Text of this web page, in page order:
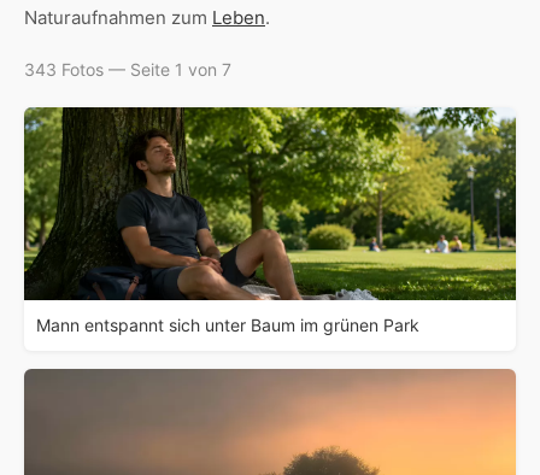
Naturaufnahmen zum Leben.
343 Fotos — Seite 1 von 7
Mann entspannt sich unter Baum im grünen Park